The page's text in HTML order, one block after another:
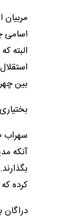
اسامی
البته
بین
سهراب
آنکه
کرده
دراگان